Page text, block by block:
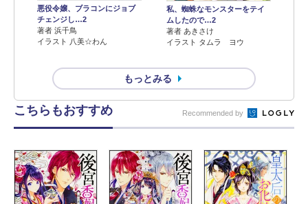
悪役令嬢、ブラコンにジョブ
チェンジし…2
著者 浜千鳥
イラスト 八美☆わん
私、蜘蛛なモンスターをテイ
ムしたので…2
著者 あきさけ
イラスト タムラ ヨウ
もっとみる
こちらもおすすめ Recommended by